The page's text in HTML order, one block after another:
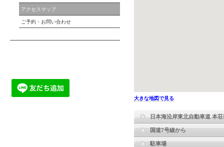
大きな地図で見る
日本海沿岸東北自動車道 本
国道7号線から
駐車場
アクセスマップ
ご予約・お問い合わせ